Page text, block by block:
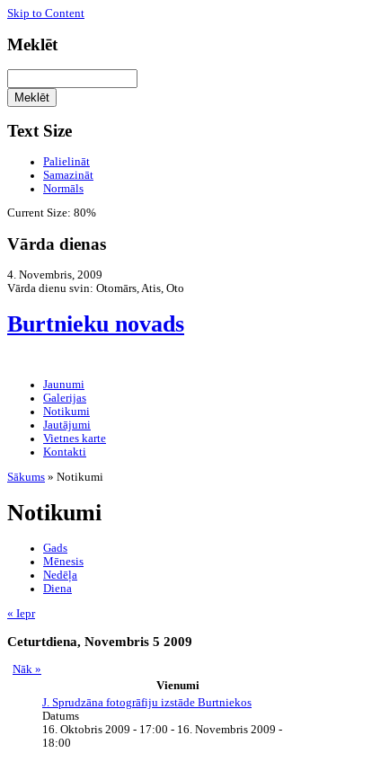
Skip to Content
Meklēt
Text Size
Palielināt
Samazināt
Normāls
Current Size: 80%
Vārda dienas
4. Novembris, 2009
Vārda dienu svin: Otomārs, Atis, Oto
Burtnieku novads
Jaunumi
Galerijas
Notikumi
Jautājumi
Vietnes karte
Kontakti
Sākums » Notikumi
Notikumi
Gads
Mēnesis
Nedēļa
Diena
« Iepr
Ceturtdiena, Novembris 5 2009
Nāk »
Vienumi
J. Sprudzāna fotogrāfiju izstāde Burtniekos
Datums
16. Oktobris 2009 - 17:00 - 16. Novembris 2009 -
18:00